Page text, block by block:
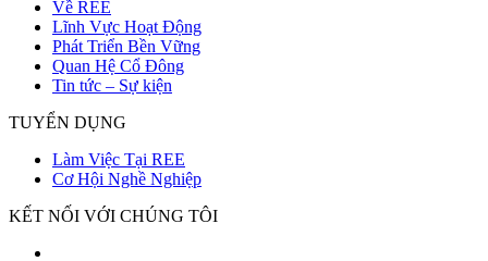
Về REE
Lĩnh Vực Hoạt Động
Phát Triển Bền Vững
Quan Hệ Cổ Đông
Tin tức – Sự kiện
TUYỂN DỤNG
Làm Việc Tại REE
Cơ Hội Nghề Nghiệp
KẾT NỐI VỚI CHÚNG TÔI